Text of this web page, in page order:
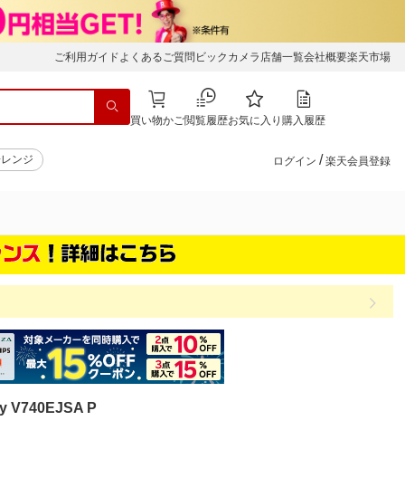
ご利用ガイド よくあるご質問 ビックカメラ店舗一覧会社概要楽天市場
買い物かご閲覧履歴お気に入り 購入履歴
ンジ ログイン / 楽天会員登録
V740EJSA P